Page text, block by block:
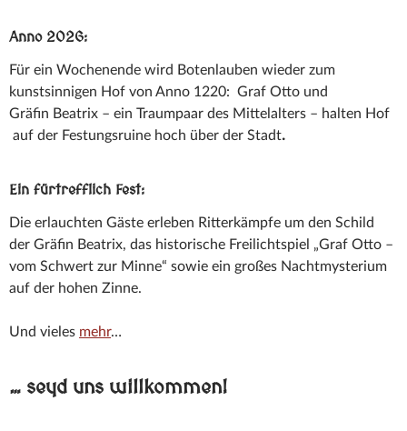
Anno 2026:
Für ein Wochenende wird Botenlauben wieder zum
kunstsinnigen Hof von Anno 1220: Graf Otto und
Gräfin Beatrix – ein Traumpaar des Mittelalters – halten Hof
auf der Festungsruine hoch über der Stadt.
Ein fürtrefflich Fest:
Die erlauchten Gäste erleben Ritterkämpfe um den Schild
der Gräfin Beatrix, das historische Freilichtspiel „Graf Otto –
vom Schwert zur Minne“ sowie ein großes Nachtmysterium
auf der hohen Zinne.
Und vieles mehr…
… seyd uns willkommen!